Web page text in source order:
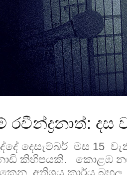
රවීන්ද්‍රනාත්:
දෙසැම්බර් මස 15
කිහිපයකි. කොළඹ
අතිශය කාර්ය